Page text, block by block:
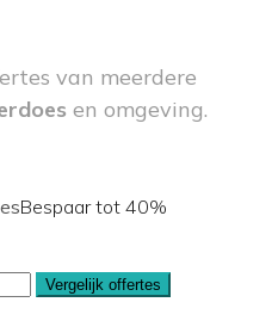
van meerdere
en omgeving.
Bespaar tot 40%
Vergelijk offertes